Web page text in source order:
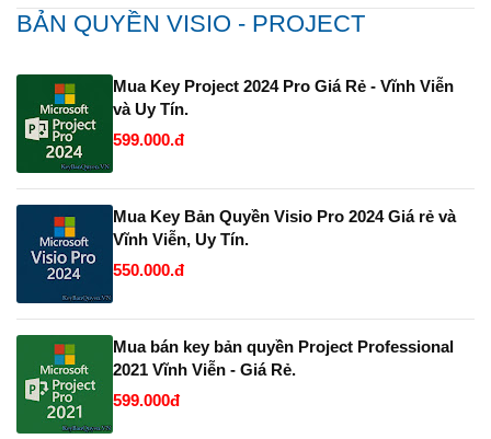
BẢN QUYỀN VISIO - PROJECT
Mua Key Project 2024 Pro Giá Rẻ - Vĩnh Viễn
và Uy Tín.
599.000.đ
Mua Key Bản Quyền Visio Pro 2024 Giá rẻ và
Vĩnh Viễn, Uy Tín.
550.000.đ
Mua bán key bản quyền Project Professional
2021 Vĩnh Viễn - Giá Rẻ.
599.000đ